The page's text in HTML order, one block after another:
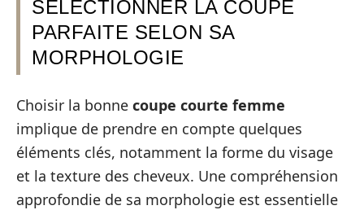
SÉLECTIONNER LA COUPE
PARFAITE SELON SA
MORPHOLOGIE
Choisir la bonne coupe courte femme
implique de prendre en compte quelques
éléments clés, notamment la forme du visage
et la texture des cheveux. Une compréhension
approfondie de sa morphologie est essentielle